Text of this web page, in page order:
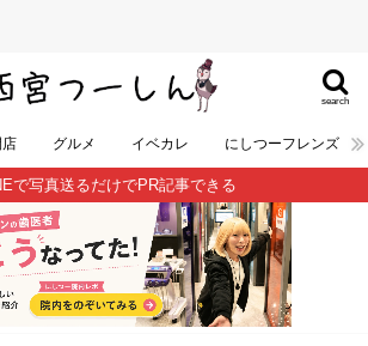
search
グルメ イベカレ にしつーフレンズ
で写真送るだけでPR記事できる